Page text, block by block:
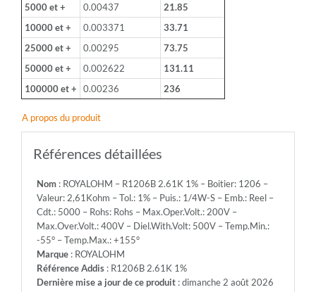
Tol.:
1%
-
Puis.:
1/4W-
S
-
-
Cdt.:
5000
Rohs:
Rohs
-
Max.Oper.Volt.:
200V
-
Max.Over.Volt.:
400V
5000 et +
0.00437
21.85
10000 et +
0.003371
33.71
25000 et +
0.00295
73.75
50000 et +
0.002622
131.11
100000 et +
0.00236 236
A propos du produit
Références détaillées
Nom: ROYALOHM – R1206B 2.61K 1% – Boitier: 1206 –
Valeur: 2,61Kohm – Tol.: 1% – Puis.: 1/4W-S – Emb.: Reel –
Cdt.: 5000 – Rohs: Rohs – Max.Oper.Volt.: 200V –
Max.Over.Volt.: 400V – Diel.With.Volt: 500V – Temp.Min.:
-55° – Temp.Max.: +155°
Marque: ROYALOHM
Référence Addis: R1206B 2.61K 1%
Dernière mise a jour de ce produit: dimanche 2 août 2026